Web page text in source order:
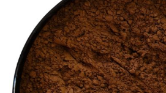
галереї
зображень